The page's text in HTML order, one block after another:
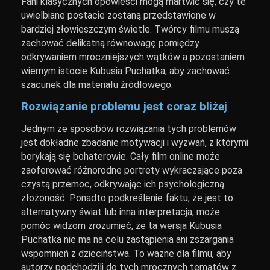
uwielbiane postacie zostaną przedstawione w
bardziej złowieszczym świetle. Twórcy filmu muszą
zachować delikatną równowagę pomiędzy
odkrywaniem mroczniejszych wątków a pozostaniem
wiernym istocie Kubusia Puchatka, aby zachować
szacunek dla materiału źródłowego.
Rozwiązanie problemu jest coraz bliżej
Jednym ze sposobów rozwiązania tych problemów
jest dokładne zbadanie motywacji i wyzwań, z którymi
borykają się bohaterowie. Cały film online może
zaoferować różnorodne portrety wykraczające poza
czystą przemoc, odkrywając ich psychologiczną
złożoność. Ponadto podkreślenie faktu, że jest to
alternatywny świat lub inna interpretacja, może
pomóc widzom zrozumieć, że ta wersja Kubusia
Puchatka nie ma na celu zastąpienia ani zszargania
wspomnień z dzieciństwa. To ważne dla filmu, aby
autorzy podchodzili do tych mrocznych tematów z